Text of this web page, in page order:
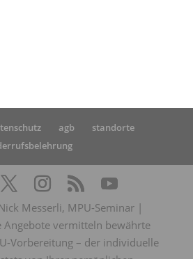
agb
standorte
Messerli, MPU-Seminar |
Angebote vermitteln bewährte
Vorbereitung – der individuelle